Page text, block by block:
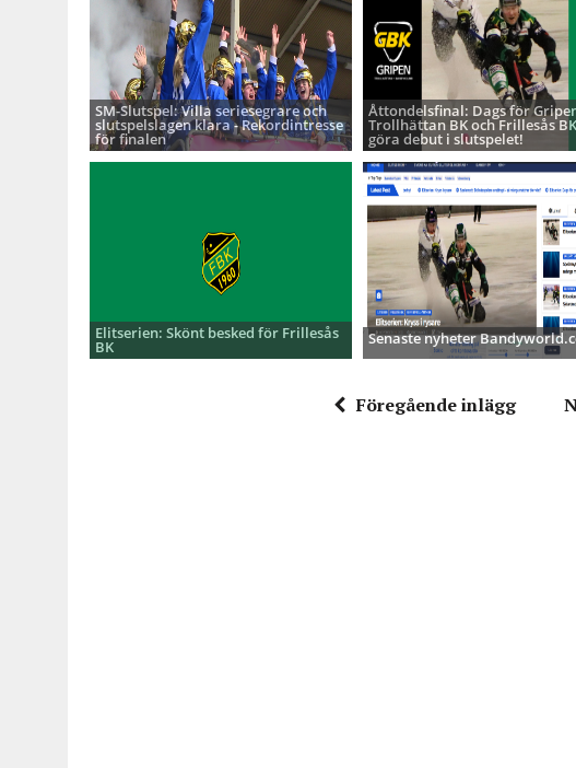
SM-Slutspel: Villa seriesegrare och
slutspelslagen klara - Rekordintresse
för finalen
Åttondelsfinal: Dags för
Trollhättan BK och Frillesås
göra debut i slutspelet!
Elitserien: Skönt besked för Frillesås
BK Senaste nyheter
Föregående inlägg